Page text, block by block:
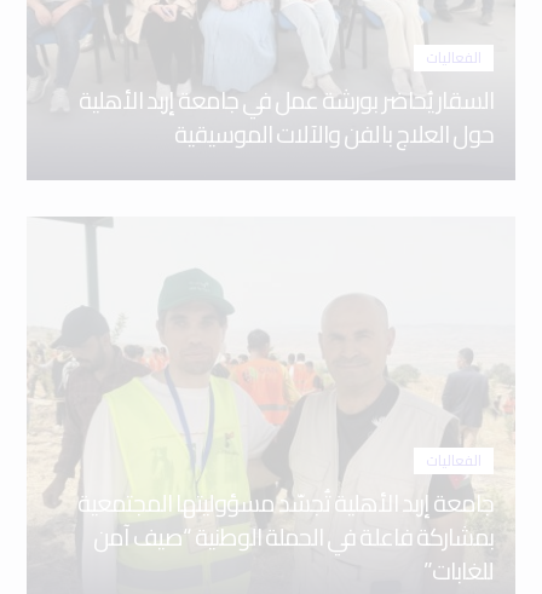
الفعاليات
السقار يُحاضر بورشة عمل في جامعة إربد الأهلية
حول العلاج بالفن والآلات الموسيقية
الفعاليات
جامعة إربد الأهلية تُجسّد مسؤوليتها المجتمعية
بمشاركة فاعلة في الحملة الوطنية “صيف آمن
للغابات”